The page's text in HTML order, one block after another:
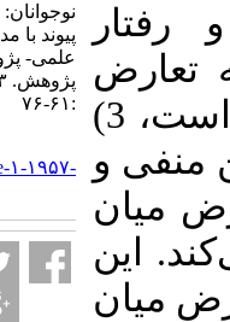
نوجوانان: نقش واسطه‎ گر
پیوند با مدرسه. فصلنامه
علمی- پژوهشی خانواده و
پژوهش. ۱۴۰۳; ۲۱ (۲)
http://qjfr.ir/article-۱-۱۹۵۷-